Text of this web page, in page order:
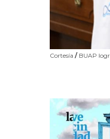
Cortesía / BUAP